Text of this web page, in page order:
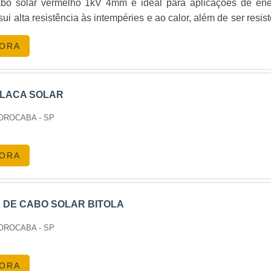
desgastes é essencial. A manutenção preventiva
CABOS SOLARES DE
de energia, aumentando a eficiência do seu sistema
como os oferecidos pela Energia24Horas, proporciona uma
solar vermelho 1kV 4mm é ideal para aplicações de
alta resistência às intempéries e ao calor, além de ser
SOLAR
- SP
DE CABO SOLAR BITOLA
- SP